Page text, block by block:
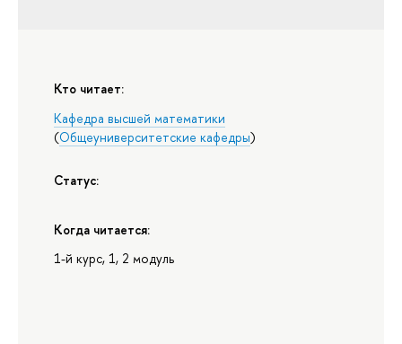
Кто читает:
Кафедра высшей математики
(Общеуниверситетские кафедры)
Статус:
Когда читается:
1-й курс, 1, 2 модуль